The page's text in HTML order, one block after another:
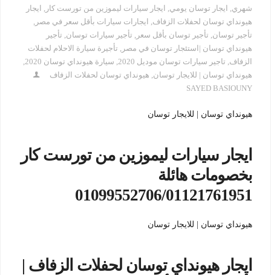
شهري, ايجار توسان يومي, ايجار سيارات ليموزين من تورست كار , ايجار
هيونداي توسان لحفلات الزفاف, ايجارات سيارات بأقل سعر في مصر ,
تأجير توسان, تأجير توسان بأقل سعر , تأجير سيارات توسان, تأجير
هيونداي توسان |استئجار توسان في مصر , تأجيرة سيارة الاحلام لحفلات
الزفاف, تاجير سيارات توسان موديل 2020 , سيارة هيونداي توسان 2020
,
هيونداي توسان | للايجار توسان, هيونداي توسان لحفلات الزفاف
SAYED BASIOUNY
هيونداي توسان | للايجار توسان
ايجار سيارات ليموزين من تورست كار
بخصومات هائلة
01099552706/01121761951
هيونداي توسان | للايجار توسان
ايجار هيونداي توسان لحفلات الزفاف |